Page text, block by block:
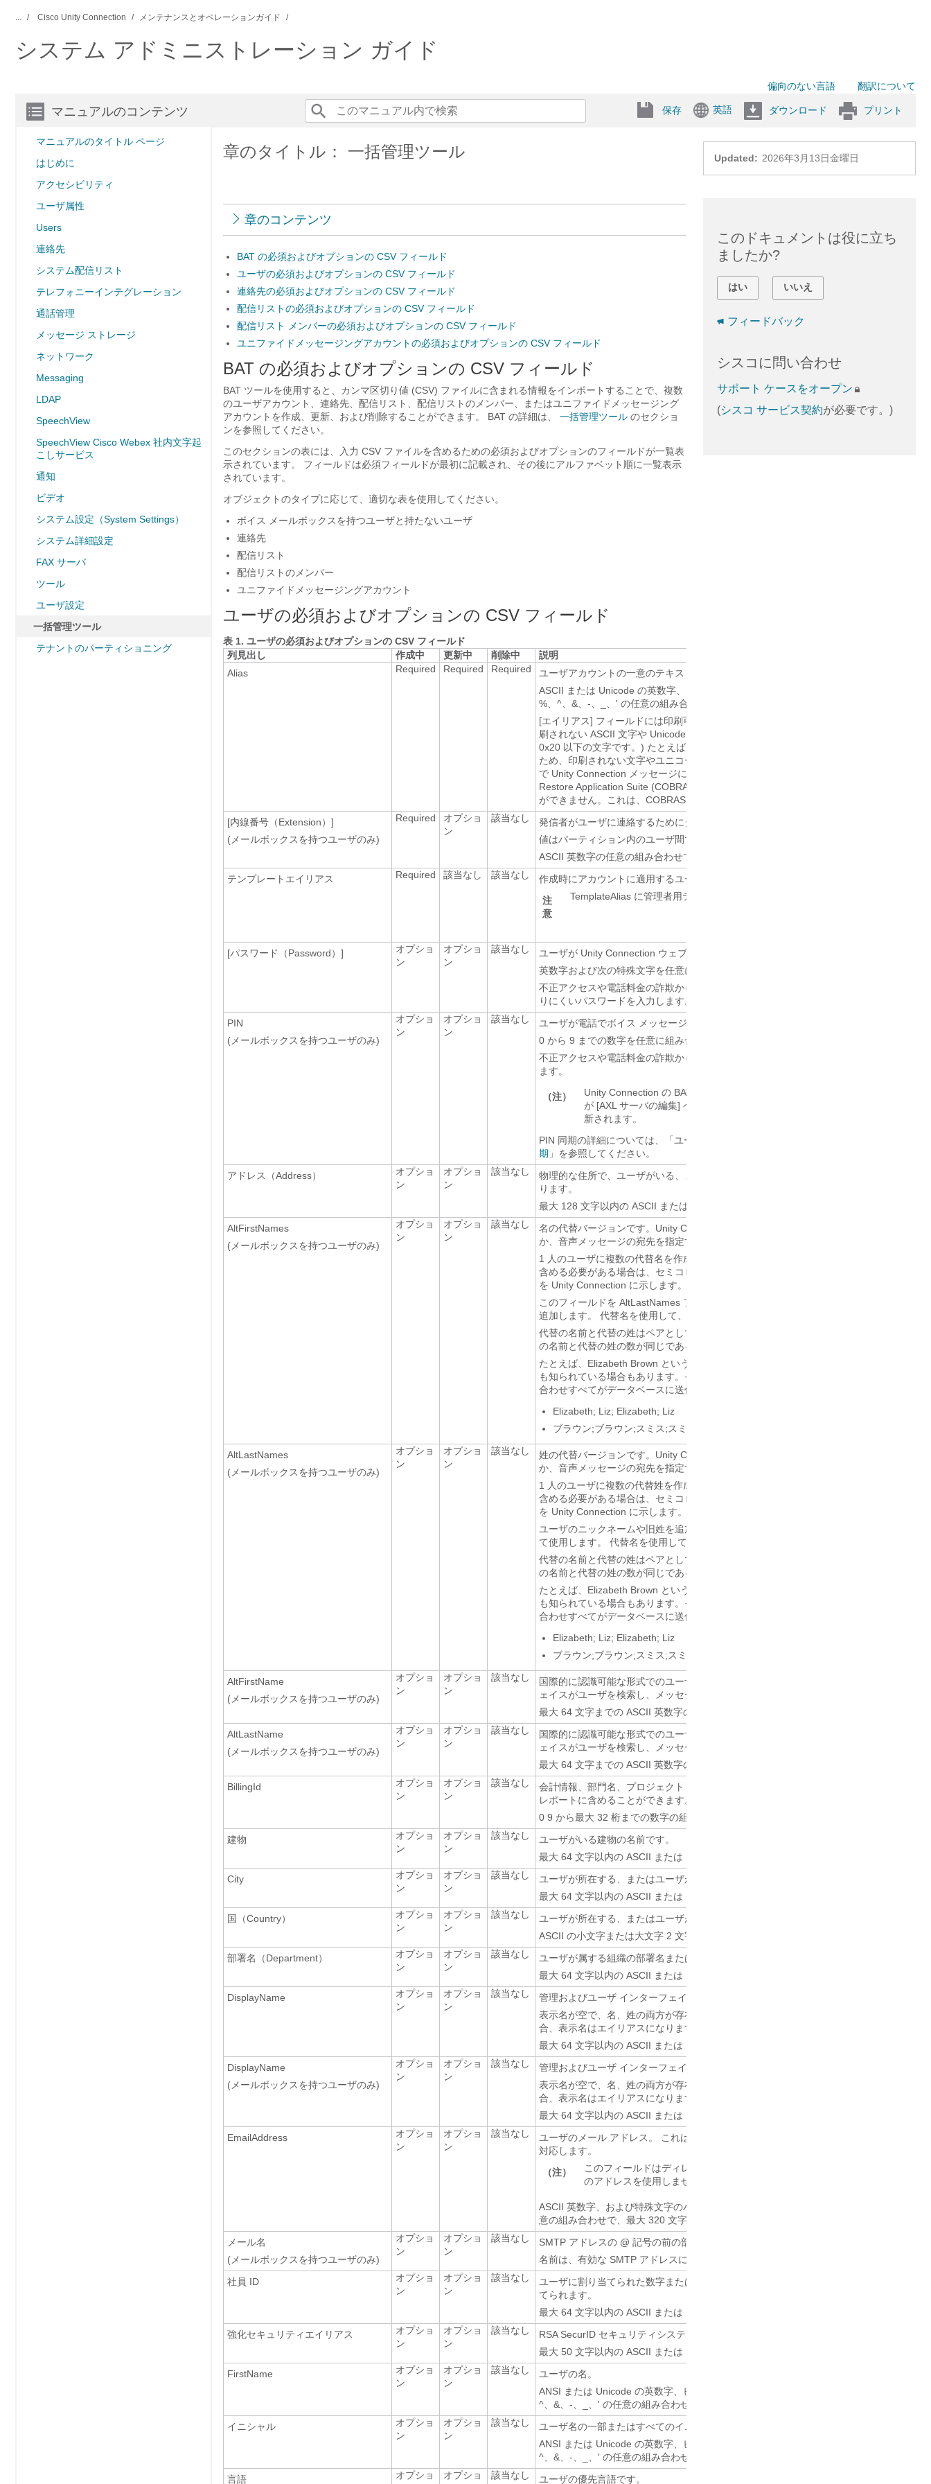
... Cisco Unity Connection メンテナンスとオペレーションガイド
システム アドミニストレーション ガイド
偏向のない言語 翻訳について
マニュアルのコンテンツ
マニュアルのタイトル ページ
はじめに
アクセシビリティ
ユーザ属性
Users
連絡先
システム配信リスト
テレフォニーインテグレーション
通話管理
メッセージ ストレージ
ネットワーク
Messaging
LDAP
SpeechView
SpeechView Cisco Webex 社内文字起
こしサービス
通知
ビデオ
システム設定（System Settings）
システム詳細設定
FAX サーバ
ツール
ユーザ設定
一括管理ツール
テナントのパーティショニング
保存 英語 ダウンロード プリント
Updated: 2026年3月13日金曜日
章のタイトル： 一括管理ツール
章のコンテンツ
BAT の必須およびオプションの CSV フィールド
ユーザの必須およびオプションの CSV フィールド
連絡先の必須およびオプションの CSV フィールド
配信リストの必須およびオプションの CSV フィールド
配信リスト メンバーの必須およびオプションの CSV フィールド
ユニファイドメッセージングアカウントの必須およびオプションの CSV フィールド
BAT の必須およびオプションの CSV フィールド
BAT ツールを使用すると、カンマ区切り値 (CSV) ファイルに含まれる情報をインポートすることで、複数
のユーザアカウント、連絡先、配信リスト、配信リストのメンバー、またはユニファイドメッセージング
アカウントを作成、更新、および削除することができます。 BAT の詳細は、 一括管理ツール のセクショ
ンを参照してください。
このセクションの表には、入力 CSV ファイルを含めるための必須およびオプションのフィールドが一覧表
示されています。 フィールドは必須フィールドが最初に記載され、その後にアルファベット順に一覧表示
されています。
オブジェクトのタイプに応じて、適切な表を使用してください。
ボイス メールボックスを持つユーザと持たないユーザ
連絡先
配信リスト
配信リストのメンバー
ユニファイドメッセージングアカウント
ユーザの必須およびオプションの CSV フィールド
表 1. ユーザの必須およびオプションの CSV フィールド
列見出し
作成中 更新中 削除中
説明
Alias
Required Required Required
ユーザアカウントの一意のテキスト名です。
ASCII または Unicode の英数字、ピリオド、カンマ、スペース、および特殊文字 `、~、!
%、^、&、-、_、' の任意の組み合わせ、最大 64 文字まで。
[エイリアス] フィールドには印刷可能な ASCII 文字のみを使用してください。一部のメッ
刷されない ASCII 文字や Unicode に対応していないためです。 (印刷されない ASCII 制
0x20 以下の文字です。) たとえば、IMAP は印刷可能な ASCII 文字を含むユーザー名のみ
ため、印刷されない文字やユニコードが含まれるエイリアスを持つユーザーは、IMAP ク
で Unity Connection メッセージにアクセスすることができません。 さらに、Cisco
Restore Application Suite (COBRAS) では、このようなユーザへのメッセージのバックア
ができません。これは、COBRAS が IMAP を使用してバックアップを実行するためです。
[内線番号（Extension）]
(メールボックスを持つユーザのみ)
Required
オプショ
ン
該当なし
発信者がユーザに連絡するためにダイヤルする番号です。
値はパーティション内のユーザ間で一意である必要があります。
ASCII 英数字の任意の組み合わせで、3から40文字の長さです。
テンプレートエイリアス
Required 該当なし 該当なし
作成時にアカウントに適用するユーザテンプレートの固有のテキスト名です。
注
意
TemplateAlias に管理者用テンプレートを指定した場合、ユーザはメールボックス
[パスワード（Password）]
オプショ
ン
オプショ
ン
該当なし
ユーザが Unity Connection ウェブ アプリケーションにアクセスするために入力する固有
英数字および次の特殊文字を任意に組み合わせます：~!@#$%^&*()-_+={}|[]:"';<>?/\。
不正アクセスや電話料金の詐欺から Unity Connection を保護するために、8 文字以上の
りにくいパスワードを入力します。
PIN
(メールボックスを持つユーザのみ)
オプショ
ン
オプショ
ン
該当なし
ユーザが電話でボイス メッセージにアクセスするために入力する固有の番号です。
0 から 9 までの数字を任意に組み合わせます。
不正アクセスや電話料金の詐欺から Unity Connection を保護するために、6 桁以上の複
ます。
（注）
Unity Connection の BAT を通じて複数のユーザの電話 PIN を更新するたびに
が [AXL サーバの編集] ページで有効になっている場合、PIN はユーザの Cisco
新されます。
PIN 同期の詳細については、「ユーザ設定」の章の「
期 」を参照してください。
アドレス（Address）
オプショ
ン
オプショ
ン
該当なし
物理的な住所で、ユーザがいる、またはユーザが関連付けられている場所の家番号や通り
ります。
最大 128 文字以内の ASCII または Unicode 文字の任意の組み合わせ。
AltFirstNames
(メールボックスを持つユーザのみ)
オプショ
ン
オプショ
ン
該当なし
名の代替バージョンです。Unity Connection は、ユーザーまたは発信者が音声認識を使用
か、音声メッセージの宛先を指定するときに、代替名を考慮します。
1 人のユーザに複数の代替名を作成/更新するには、セミコロン (;) で区切ります。 代替名
含める必要がある場合は、セミコロンの前に別のセミコロンを付けて、名前にセミコロン
を Unity Connection に示します。
このフィールドを AltLastNames フィールドと組み合わせて使用し、ユーザのニックネー
追加します。 代替名を使用して、読みにくい名前のふりがなを追加することもできます。
代替の名前と代替の姓はペアとしてデータベースに保存されます。 複数の代替名を送信
の名前と代替の姓の数が同じであることを確認します。
たとえば、Elizabeth Brown というユーザーがいて、「Liz」ということもあれば、「
も知られている場合もあります。その場合、次の AltFirstNames と AltLastNames を入力
合わせすべてがデータベースに送信されるようにします。
Elizabeth; Liz; Elizabeth; Liz
ブラウン;ブラウン;スミス;スミス
AltLastNames
(メールボックスを持つユーザのみ)
オプショ
ン
オプショ
ン
該当なし
姓の代替バージョンです。Unity Connection は、ユーザーまたは発信者が音声認識を使用
か、音声メッセージの宛先を指定するときに、代替名を考慮します。
1 人のユーザに複数の代替姓を作成/更新するには、セミコロン (;) で区切ります。 代替名
含める必要がある場合は、セミコロンの前に別のセミコロンを付けて、名前にセミコロン
を Unity Connection に示します。
ユーザのニックネームや旧姓を追加するには、このフィールドを AltFirstNames フィール
て使用します。 代替名を使用して、読みにくい名前のふりがなを追加することもできま
代替の名前と代替の姓はペアとしてデータベースに保存されます。 複数の代替名を送信
の名前と代替の姓の数が同じであることを確認します。
たとえば、Elizabeth Brown というユーザーがいて、「Liz」ということもあれば、「
も知られている場合もあります。その場合、次の AltFirstNames と AltLastNames を入力
合わせすべてがデータベースに送信されるようにします。
Elizabeth; Liz; Elizabeth; Liz
ブラウン;ブラウン;スミス;スミス
AltFirstName
(メールボックスを持つユーザのみ)
オプショ
ン
オプショ
ン
該当なし
国際的に認識可能な形式でのユーザの名の別の綴り (ASCII のみの文字など)。 この値は
ェイスがユーザを検索し、メッセージを宛先指定するために使用されます。
最大 64 文字までの ASCII 英数字の任意の組み合わせ。
AltLastName
(メールボックスを持つユーザのみ)
オプショ
ン
オプショ
ン
該当なし
国際的に認識可能な形式でのユーザの名の別の綴り (ASCII のみの文字など)。 この値は
ェイスがユーザを検索し、メッセージを宛先指定するために使用されます。
最大 64 文字までの ASCII 英数字の任意の組み合わせ。
BillingId
オプショ
ン
オプショ
ン
該当なし
会計情報、部門名、プロジェクト コードなど、ユーザに関する組織固有の情報です。 こ
レポートに含めることができます。
0 9 から最大 32 桁までの数字の組み合わせ。
建物
オプショ
ン
オプショ
ン
該当なし
ユーザがいる建物の名前です。
最大 64 文字以内の ASCII または Unicode 文字の任意の組み合わせ。
City
オプショ
ン
オプショ
ン
該当なし
ユーザが所在する、またはユーザが関連する地域名です。
最大 64 文字以内の ASCII または Unicode 文字の任意の組み合わせ。
国（Country）
オプショ
ン
オプショ
ン
該当なし
ユーザが所在する、またはユーザが関連する 2 文字の ISO 3166-1 国コードです。
ASCII の小文字または大文字 2 文字。
部署名（Department）
オプショ
ン
オプショ
ン
該当なし
ユーザが属する組織の部署名または番号です。
最大 64 文字以内の ASCII または Unicode 文字の任意の組み合わせ。
DisplayName
オプショ
ン
オプショ
ン
該当なし
管理およびユーザ インターフェイスに表示されるユーザ名です。
表示名が空で、名、姓の両方が存在する場合、表示名は「名 姓」の組み合わせになりま
合、表示名はエイリアスになります。
最大 64 文字以内の ASCII または Unicode 文字の任意の組み合わせ。
DisplayName
(メールボックスを持つユーザのみ)
オプショ
ン
オプショ
ン
該当なし
管理およびユーザ インターフェイスに表示されるユーザ名です。
表示名が空で、名、姓の両方が存在する場合、表示名は「名 姓」の組み合わせになりま
合、表示名はエイリアスになります。
最大 64 文字以内の ASCII または Unicode 文字の任意の組み合わせ。
EmailAddress
オプショ
ン
オプショ
ン
該当なし
ユーザのメール アドレス。 これは、Cisco Unity Connection の管理の [企業メールアドレ
対応します。
（注）
このフィールドはディレクトリ情報専用です。 Unity Connection は着信メッセ
のアドレスを使用しません。
ASCII 英数字、および特殊文字のハイフン、アンダースコア、ピリオド、およびアットマ
意の組み合わせで、最大 320 文字です。
メール名
(メールボックスを持つユーザのみ)
オプショ
ン
オプショ
ン
該当なし
SMTP アドレスの @ 記号の前の部分を構成するために使用される名前。
名前は、有効な SMTP アドレスに変換できない Unicode エイリアスに必要です。
社員 ID
オプショ
ン
オプショ
ン
該当なし
ユーザに割り当てられた数字または英数字の識別子で、通常は採用または組織との関係に
てられます。
最大 64 文字以内の ASCII または Unicode 文字の任意の組み合わせ。
強化セキュリティエイリアス
オプショ
ン
オプショ
ン
該当なし
RSA SecurID セキュリティシステムでユーザの識別と認証に使用される一意のテキスト名
最大 50 文字以内の ASCII または Unicode 文字の任意の組み合わせ。
FirstName
オプショ
ン
オプショ
ン
該当なし
ユーザの名。
ANSI または Unicode の英数字、ピリオド、カンマ、スペース、および特殊文字 `、~、!
^、&、-、_、' の任意の組み合わせ、最大 64 文字まで。
イニシャル
オプショ
ン
オプショ
ン
該当なし
ユーザ名の一部またはすべてのイニシャル。
ANSI または Unicode の英数字、ピリオド、カンマ、スペース、および特殊文字 `、~、!
^、&、-、_、' の任意の組み合わせ、最大 6 文字まで。
言語
オプショ
オプショ
該当なし ユーザの優先言語です。
このドキュメントは役に立ち
ましたか?
はい いいえ
フィードバック
シスコに問い合わせ
サポート ケースをオープン
(シスコ サービス契約が必要です。)